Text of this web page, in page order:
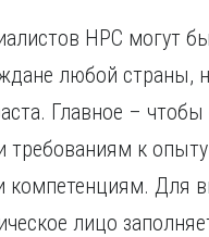
НРС могут
любой страны,
Главное – чтобы
требованиям к
компетенциям. Для
лицо